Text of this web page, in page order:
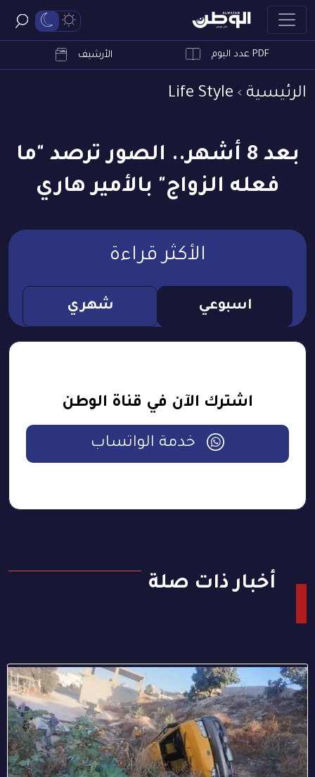
PDF عدد اليوم الأرشيف
الرئيسية Life Style
بعد 8 أشهر.. الصور ترصد "ما
فعله الزواج" بالأمير هاري
الأكثر قراءة
اسبوعي شهري
اشترك الآن في قناة الوطن
خدمة الواتساب
أخبار ذات صلة